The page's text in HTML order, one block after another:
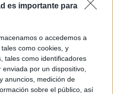
es importante para
o accedemos a
como cookies, y
tales como identificadores
por un dispositivo,
anuncios, medición de
sobre el público, así